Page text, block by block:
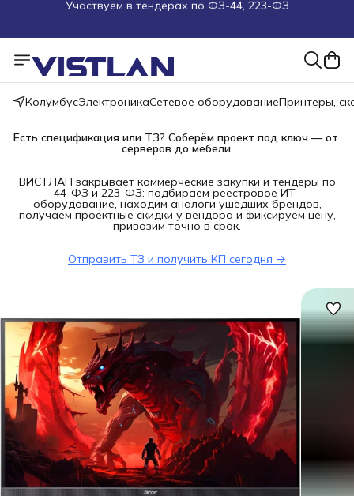
Пуско-наладочные работы
Пришлите запрос на e-mail или в чат
Более 100 000 позиций в наличии и под заказ
КолумбусЭлектроникаСетевое оборудованиеПринтеры,
Есть спецификация или ТЗ? Соберём проект под ключ — от
серверов до мебели.
ВИСТЛАН закрывает коммерческие закупки и тендеры по
44-ФЗ и 223-ФЗ: подбираем реестровое ИТ-
оборудование, находим аналоги ушедших брендов,
получаем проектные скидки у вендора и фиксируем цену,
привозим точно в срок.
Отправить ТЗ и получить КП сегодня →